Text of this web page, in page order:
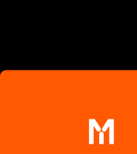
此网站产品图片仅供展
马扎克保留在不另行
沪ICP备12023173号